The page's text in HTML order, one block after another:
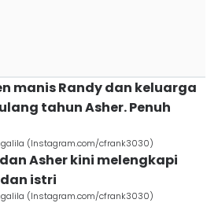
manis Randy dan keluarga
tahun Asher. Penuh
(Instagram.com/cfrank3030)
Asher kini melengkapi
istri
(Instagram.com/cfrank3030)